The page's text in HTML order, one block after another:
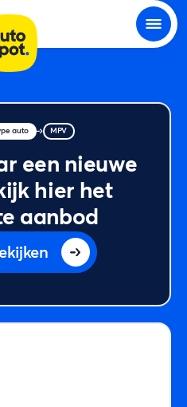
auto MPV
een nieuwe
hier het
aanbod